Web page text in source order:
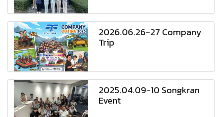
2026.06.26-27 Company
Trip
2025.04.09-10 Songkran
Event